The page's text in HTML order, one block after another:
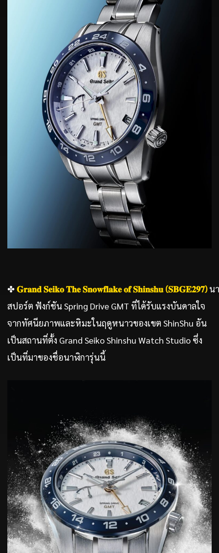
✤𝐆𝐫𝐚𝐧𝐝 𝐒𝐞𝐢𝐤𝐨 𝐓𝐡𝐞 𝐒𝐧𝐨𝐰𝐟𝐥𝐚𝐤𝐞 𝐨𝐟 𝐒𝐡𝐢𝐧𝐬𝐡𝐮 (𝐒𝐁𝐆𝐄𝟐𝟗𝟕)น
สปอร์ต ฟังก์ชัน Spring Drive GMT ที่ได้รับแรงบันดาลใจ
จากทัศนียภาพและหิมะในฤดูหนาวของเขต ShinShu อัน
เป็นสถานที่ตั้ง Grand Seiko Shinshu Watch Studio ซึ่ง
เป็นที่มาของชื่อนาฬิการุ่นนี้